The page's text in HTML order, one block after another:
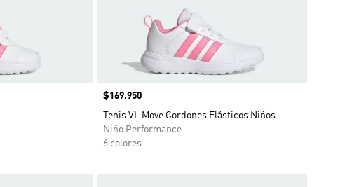
Precio
$169.950
Tenis VL Move Cordones Elásticos Niños
Niño Performance
6 colores